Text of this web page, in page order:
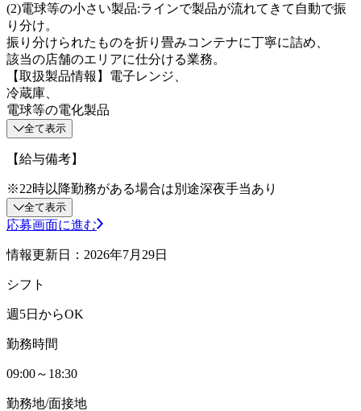
(2)電球等の小さい製品:ラインで製品が流れてきて自動で振
り分け。
振り分けられたものを折り畳みコンテナに丁寧に詰め、
該当の店舗のエリアに仕分ける業務。
【取扱製品情報】電子レンジ、
冷蔵庫、
電球等の電化製品
全て表示
【給与備考】
※22時以降勤務がある場合は別途深夜手当あり
全て表示
応募画面に進む
情報更新日：2026年7月29日
シフト
週5日からOK
勤務時間
09:00～18:30
勤務地/面接地